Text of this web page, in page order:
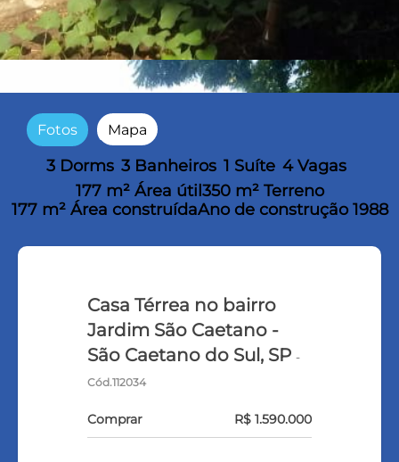
Fotos Mapa
3 Dorms 3 Banheiros 1 Suíte 4 Vagas
177 m² Área útil 350 m² Terreno
177 m² Área construídaAno de construção 1988
Casa Térrea no bairro
Jardim São Caetano -
São Caetano do Sul, SP-
Cód.112034
Comprar R$ 1.590.000